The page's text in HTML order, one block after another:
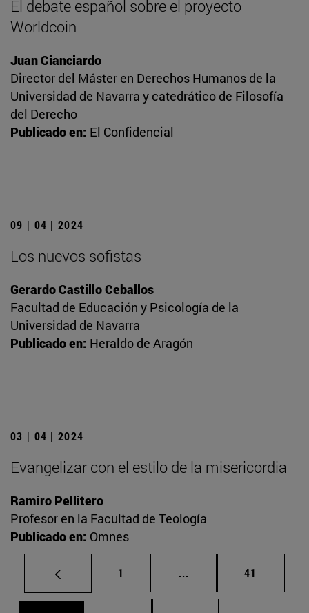
El debate español sobre el proyecto
Worldcoin
Juan Cianciardo
Director del Máster en Derechos Humanos de la
Universidad de Navarra y catedrático de Filosofía
del Derecho
Publicado en: El Confidencial
09 | 04 | 2024
Los nuevos sofistas
Gerardo Castillo Ceballos
Facultad de Educación y Psicología de la
Universidad de Navarra
Publicado en: Heraldo de Aragón
03 | 04 | 2024
Evangelizar con el estilo de la misericordia
Ramiro Pellitero
Profesor en la Facultad de Teología
Publicado en: Omnes
Página
1 ... Páginas intermedias
Página
41